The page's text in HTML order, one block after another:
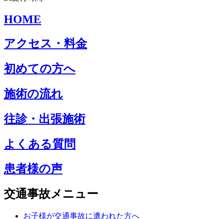
HOME
アクセス・料金
初めての方へ
施術の流れ
往診・出張施術
よくある質問
患者様の声
交通事故メニュー
お子様が交通事故に遭われた方へ